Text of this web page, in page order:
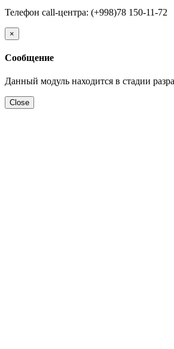
Телефон call-центра: (+998)78 150-11-72
×
Сообщение
Данный модуль находится в стадии
Close